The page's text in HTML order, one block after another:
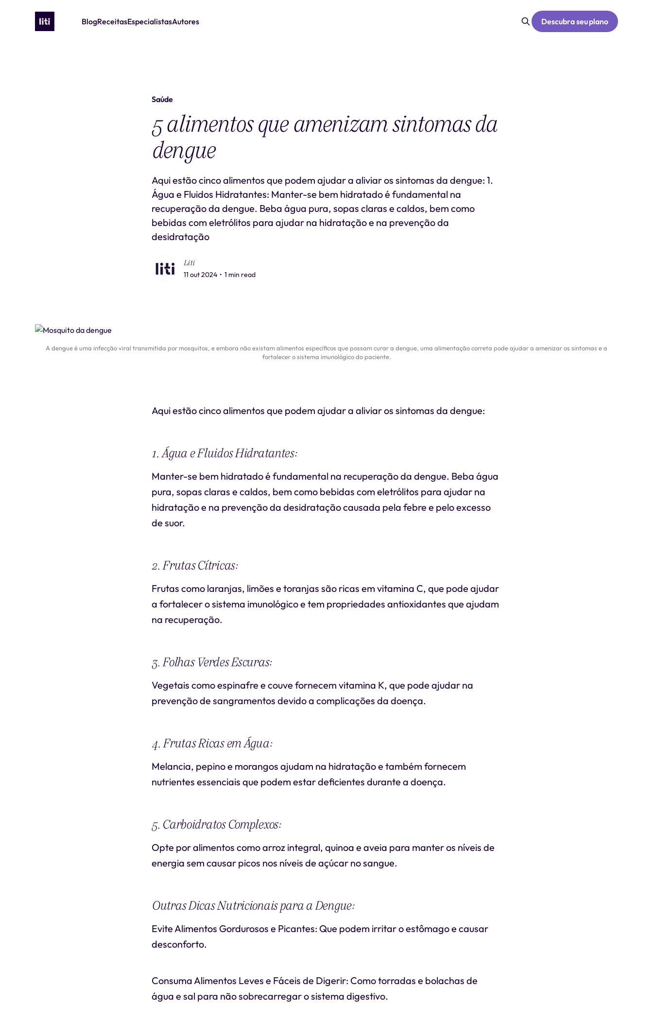
BlogReceitasEspecialistasAutores Descubra seu plano
Saúde
5 alimentos que amenizam sintomas da
dengue
Aqui estão cinco alimentos que podem ajudar a aliviar os sintomas da dengue: 1.
Água e Fluidos Hidratantes: Manter-se bem hidratado é fundamental na
recuperação da dengue. Beba água pura, sopas claras e caldos, bem como
bebidas com eletrólitos para ajudar na hidratação e na prevenção da
desidratação
Liti
11 out 2024 • 1 min read
A dengue é uma infecção viral transmitida por mosquitos, e embora não existam alimentos específicos que possam curar a dengue, uma alimentação correta pode ajudar a amenizar os sintomas e a
fortalecer o sistema imunológico do paciente.
Aqui estão cinco alimentos que podem ajudar a aliviar os sintomas da dengue:
1. Água e Fluidos Hidratantes:
Manter-se bem hidratado é fundamental na recuperação da dengue. Beba água
pura, sopas claras e caldos, bem como bebidas com eletrólitos para ajudar na
hidratação e na prevenção da desidratação causada pela febre e pelo excesso
de suor.
2. Frutas Cítricas:
Frutas como laranjas, limões e toranjas são ricas em vitamina C, que pode ajudar
a fortalecer o sistema imunológico e tem propriedades antioxidantes que ajudam
na recuperação.
3. Folhas Verdes Escuras:
Vegetais como espinafre e couve fornecem vitamina K, que pode ajudar na
prevenção de sangramentos devido a complicações da doença.
4. Frutas Ricas em Água:
Melancia, pepino e morangos ajudam na hidratação e também fornecem
nutrientes essenciais que podem estar deficientes durante a doença.
5. Carboidratos Complexos:
Opte por alimentos como arroz integral, quinoa e aveia para manter os níveis de
energia sem causar picos nos níveis de açúcar no sangue.
Outras Dicas Nutricionais para a Dengue:
Evite Alimentos Gordurosos e Picantes: Que podem irritar o estômago e causar
desconforto.
Consuma Alimentos Leves e Fáceis de Digerir: Como torradas e bolachas de
água e sal para não sobrecarregar o sistema digestivo.